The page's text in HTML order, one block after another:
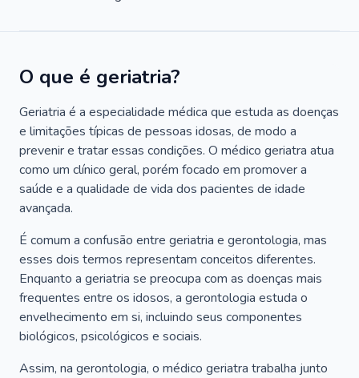
O que é geriatria?
Geriatria é a especialidade médica que estuda as doenças
e limitações típicas de pessoas idosas, de modo a
prevenir e tratar essas condições. O médico geriatra atua
como um clínico geral, porém focado em promover a
saúde e a qualidade de vida dos pacientes de idade
avançada.
É comum a confusão entre geriatria e gerontologia, mas
esses dois termos representam conceitos diferentes.
Enquanto a geriatria se preocupa com as doenças mais
frequentes entre os idosos, a gerontologia estuda o
envelhecimento em si, incluindo seus componentes
biológicos, psicológicos e sociais.
Assim, na gerontologia, o médico geriatra trabalha junto